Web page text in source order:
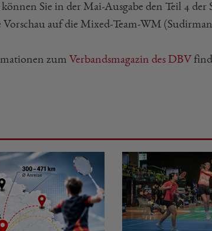
Sie in der Mai-Ausgabe den Teil 4
Vorschau auf die Mixed-Team-WM
zum Verbandsmagazin des DBV